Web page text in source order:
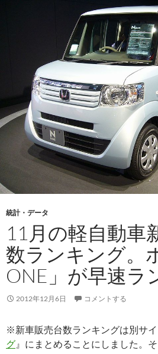
統計・データ
11月の軽自動車
数ランキング。
ONE」が早速ラ
2012年12月6日 コメントする
※新車販売台数ランキングは別サ
グ 』にまとめることにしました。